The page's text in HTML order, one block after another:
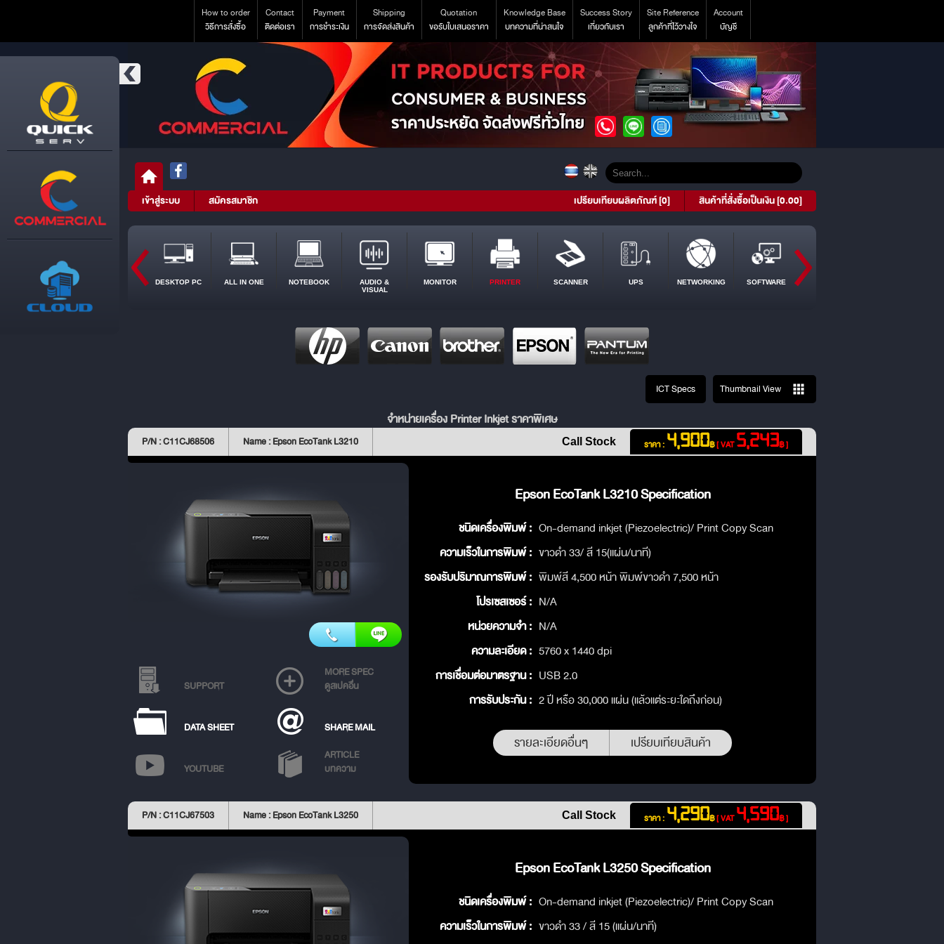
How to order
วิธีการสั่งซื้อ
Contact
ติดต่อเรา
Payment
การชำระเงิน
Shipping
การจัดส่งสินค้า
Quotation
ขอรับใบเสนอราคา
Knowledge Base
บทความที่น่าสนใจ
Success Story
เกี่ยวกับเรา
Site Reference
ลูกค้าที่ไว้วางใจ
Account
บัญชี
เข้าสู่ระบบ สมัครสมาชิก สินค้าที่สั่งซื้อเป็นเงิน [0.00]
เปรียบเทียบผลิตภัณฑ์ [0]
DESKTOP PC ALL IN ONE NOTEBOOK
AUDIO &
VISUAL
MONITOR PRINTER SCANNER UPS NETWORKING SOFTWARE
ICT Specs Thumbnail View
จำหน่ายเครื่อง Printer Inkjet ราคาพิเศษ
P/N : C11CJ68506 Name : Epson EcoTank L3210 ราคา : 4,900฿[ VAT5,243฿ ]
Call Stock
SUPPORT
MORE SPEC
ดูสเปคอื่น
DATA SHEET SHARE MAIL
YOUTUBE
ARTICLE
บทความ
Epson EcoTank L3210 Specification
ชนิดเครื่องพิมพ์ : On-demand inkjet (Piezoelectric)/ Print Copy Scan
ความเร็วในการพิมพ์ : ขาวดำ 33/ สี 15(แผ่น/นาที)
รองรับปริมาณการพิมพ์ : พิมพ์สี 4,500 หน้า พิมพ์ขาวดำ 7,500 หน้า
โปรเซสเซอร์ : N/A
หน่วยความจำ : N/A
ความละเอียด : 5760 x 1440 dpi
การเชื่อมต่อมาตรฐาน : USB 2.0
การรับประกัน : 2 ปี หรือ 30,000 แผ่น (แล้วแต่ระยะใดถึงก่อน)
รายละเอียดอื่นๆ เปรียบเทียบสินค้า
P/N : C11CJ67503 Name : Epson EcoTank L3250 ราคา : 4,290฿[ VAT4,590฿ ]
Call Stock
Epson EcoTank L3250 Specification
ชนิดเครื่องพิมพ์ : On-demand inkjet (Piezoelectric)/ Print Copy Scan
ความเร็วในการพิมพ์ : ขาวดำ 33 / สี 15 (แผ่น/นาที)